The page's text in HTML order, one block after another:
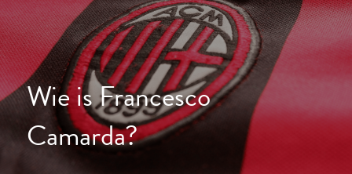
POWERED BY
Wie is Francesco
Camarda?